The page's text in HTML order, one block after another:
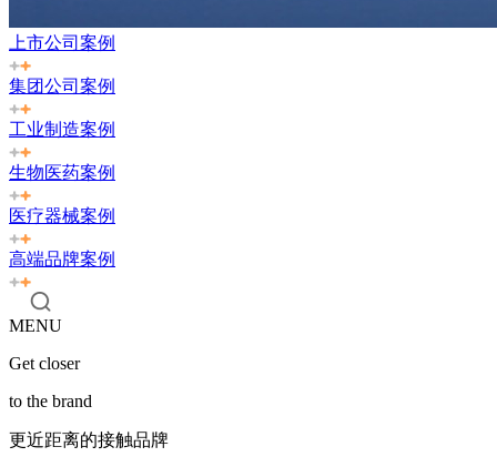
上市公司案例
集团公司案例
工业制造案例
生物医药案例
医疗器械案例
高端品牌案例
MENU
Get closer
to the brand
更近距离的接触品牌